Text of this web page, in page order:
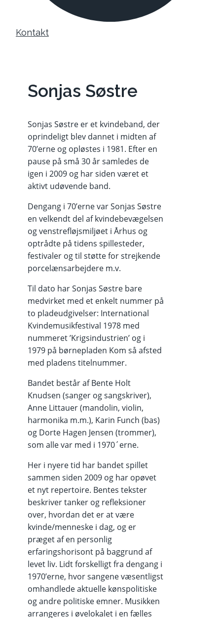
Kontakt
Sonjas Søstre
Sonjas Søstre er et kvindeband, der
oprindeligt blev dannet i midten af
70’erne og opløstes i 1981. Efter en
pause på små 30 år samledes de
igen i 2009 og har siden været et
aktivt udøvende band.
Dengang i 70’erne var Sonjas Søstre
en velkendt del af kvindebevægelsen
og venstrefløjsmiljøet i Århus og
optrådte på tidens spillesteder,
festivaler og til støtte for strejkende
porcelænsarbejdere m.v.
Til dato har Sonjas Søstre bare
medvirket med et enkelt nummer på
to pladeudgivelser: International
Kvindemusikfestival 1978 med
nummeret ’Krigsindustrien’ og i
1979 på børnepladen Kom så afsted
med pladens titelnummer.
Bandet består af Bente Holt
Knudsen (sanger og sangskriver),
Anne Littauer (mandolin, violin,
harmonika m.m.), Karin Funch (bas)
og Dorte Hagen Jensen (trommer),
som alle var med i 1970´erne.
Her i nyere tid har bandet spillet
sammen siden 2009 og har opøvet
et nyt repertoire. Bentes tekster
beskriver tanker og refleksioner
over, hvordan det er at være
kvinde/menneske i dag, og er
præget af en personlig
erfaringshorisont på baggrund af
levet liv. Lidt forskelligt fra dengang i
1970’erne, hvor sangene væsentligst
omhandlede aktuelle kønspolitiske
og andre politiske emner. Musikken
arrangeres i øvelokalet i en fælles